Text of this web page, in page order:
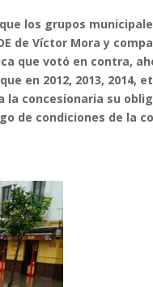
los grupos
de Víctor Mora y
que votó en contra,
en 2012, 2013,
la concesionaria su
de condiciones de la